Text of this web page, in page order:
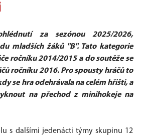
za sezónou 2025/2026,
mladších žáků "B". Tato kategorie
ročníku 2014/2015 a do soutěže se
ročníku 2016. Pro spousty hráčů to
se hra odehrávala na celém hřišti, a
na přechod z minihokeje na
s dalšími jedenácti týmy skupinu 12